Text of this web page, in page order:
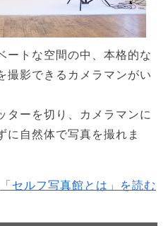
ートな空間の中、本格的な
撮影できるカメラマンがい
ターを切り、カメラマンに
に自然体で写真を撮れま
「セルフ写真館とは」を読む